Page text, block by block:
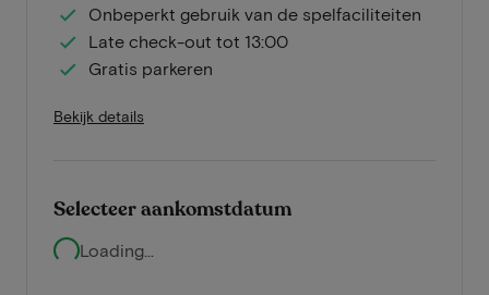
Onbeperkt gebruik van de spelfaciliteiten
Late check-out tot 13:00
Gratis parkeren
Bekijk details
Selecteer aankomstdatum
Loading...